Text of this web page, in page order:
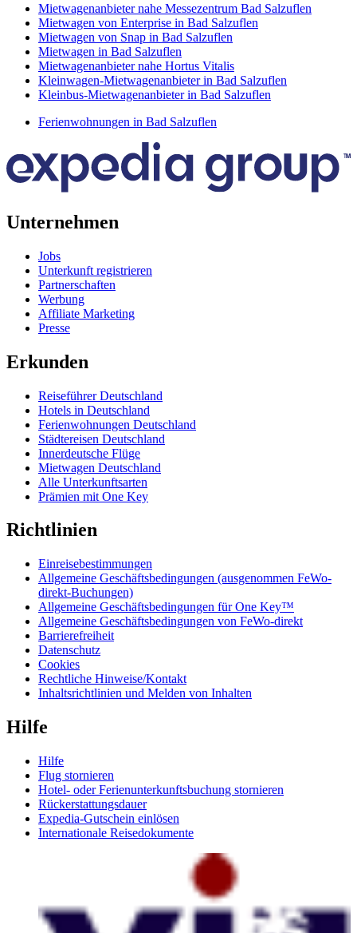
Mietwagenanbieter nahe Messezentrum Bad Salzuflen
Mietwagen von Enterprise in Bad Salzuflen
Mietwagen von Snap in Bad Salzuflen
Mietwagen in Bad Salzuflen
Mietwagenanbieter nahe Hortus Vitalis
Kleinwagen-Mietwagenanbieter in Bad Salzuflen
Kleinbus-Mietwagenanbieter in Bad Salzuflen
Ferienwohnungen in Bad Salzuflen
Unternehmen
Jobs
Unterkunft registrieren
Partnerschaften
Werbung
Affiliate Marketing
Presse
Erkunden
Reiseführer Deutschland
Hotels in Deutschland
Ferienwohnungen Deutschland
Städtereisen Deutschland
Innerdeutsche Flüge
Mietwagen Deutschland
Alle Unterkunftsarten
Prämien mit One Key
Richtlinien
Einreisebestimmungen
Allgemeine Geschäftsbedingungen (ausgenommen FeWo-
direkt-Buchungen)
Allgemeine Geschäftsbedingungen für One Key™
Allgemeine Geschäftsbedingungen von FeWo-direkt
Barrierefreiheit
Datenschutz
Cookies
Rechtliche Hinweise/Kontakt
Inhaltsrichtlinien und Melden von Inhalten
Hilfe
Hilfe
Flug stornieren
Hotel- oder Ferienunterkunftsbuchung stornieren
Rückerstattungsdauer
Expedia-Gutschein einlösen
Internationale Reisedokumente